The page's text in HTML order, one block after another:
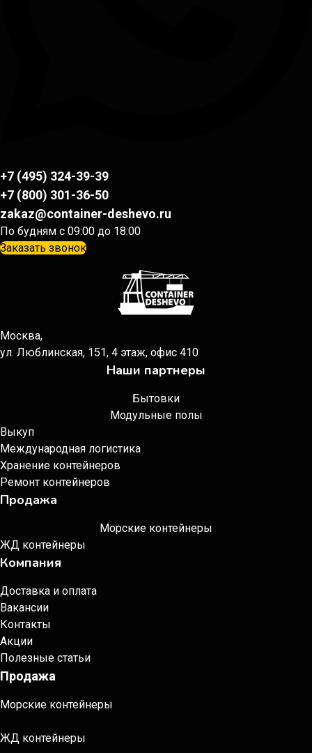
+7 (495) 324-39-39
+7 (800) 301-36-50
zakaz@container-deshevo.ru
По будням с 09:00 до 18:00
Заказать звонок
Москва,
ул. Люблинская, 151, 4 этаж, офис 410
Наши партнеры
Бытовки
Модульные полы
Выкуп
Международная логистика
Хранение контейнеров
Ремонт контейнеров
Продажа
Морские контейнеры
ЖД контейнеры
Компания
Доставка и оплата
Вакансии
Контакты
Акции
Полезные статьи
Продажа
Морские контейнеры
ЖД контейнеры